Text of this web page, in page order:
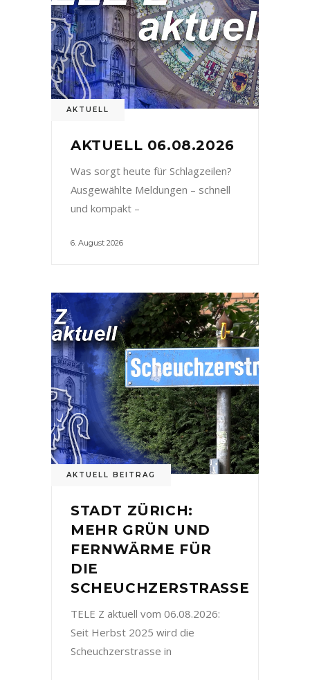
AKTUELL
AKTUELL 06.08.2026
Was sorgt heute für Schlagzeilen?
Ausgewählte Meldungen – schnell
und kompakt –
6. August 2026
AKTUELL BEITRAG
STADT ZÜRICH:
MEHR GRÜN UND
FERNWÄRME FÜR
DIE
SCHEUCHZERSTRASSE
TELE Z aktuell vom 06.08.2026:
Seit Herbst 2025 wird die
Scheuchzerstrasse in